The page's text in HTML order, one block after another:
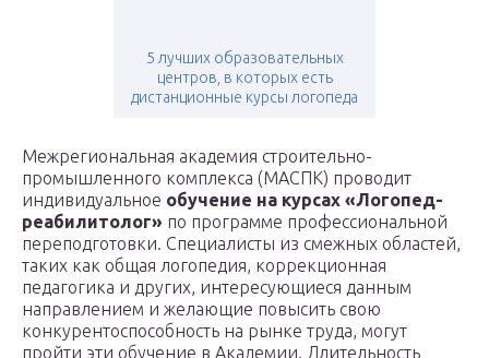
5 лучших образовательных
центров, в которых есть
дистанционные курсы логопеда
Межрегиональная академия строительно-
промышленного комплекса (МАСПК) проводит
индивидуальное обучение на курсах «Логопед-
реабилитолог» по программе профессиональной
переподготовки. Специалисты из смежных областей,
таких как общая логопедия, коррекционная
педагогика и других, интересующиеся данным
направлением и желающие повысить свою
конкурентоспособность на рынке труда, могут
пройти эти обучение в Академии. Длительность